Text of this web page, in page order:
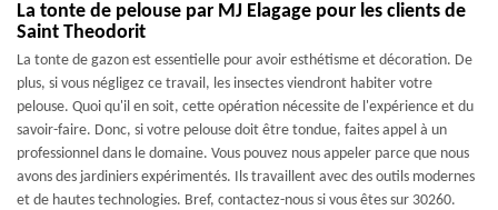
La tonte de pelouse par MJ Elagage pour les clients de
Saint Theodorit
La tonte de gazon est essentielle pour avoir esthétisme et décoration. De
plus, si vous négligez ce travail, les insectes viendront habiter votre
pelouse. Quoi qu'il en soit, cette opération nécessite de l'expérience et du
savoir-faire. Donc, si votre pelouse doit être tondue, faites appel à un
professionnel dans le domaine. Vous pouvez nous appeler parce que nous
avons des jardiniers expérimentés. Ils travaillent avec des outils modernes
et de hautes technologies. Bref, contactez-nous si vous êtes sur 30260.